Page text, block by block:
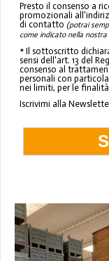
Presto il consenso a
promozionali
di contatto (potrai
come indicato nella
* Il sottoscritto
sensi dell'art. 13 del
consenso al
personali con
nei limiti, per le
Iscrivimi alla